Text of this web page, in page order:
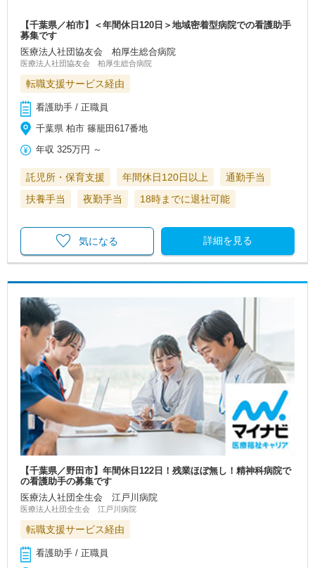
【千葉県／柏市】＜年間休日120日＞地域密着型病院での看護助手
募集です
医療法人社団協友会 柏厚生総合病院
医療法人社団協友会 柏厚生総合病院
転職支援サービス経由
看護助手 / 正職員
千葉県 柏市 篠籠田617番地
年収 325万円 ～
託児所・保育支援 年間休日120日以上
通勤手当
扶養手当
夜勤手当 18時までに退社可能
詳細を見る
気になる
【千葉県／野田市】年間休日122日！残業ほぼ無し！精神科病院で
の看護助手の募集です
医療法人社団全生会 江戸川病院
医療法人社団全生会 江戸川病院
転職支援サービス経由
看護助手 / 正職員